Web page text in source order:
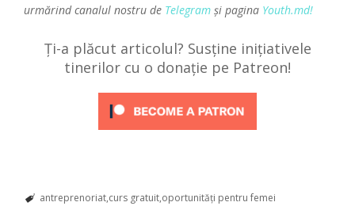
urmărind canalul nostru de Telegram și pagina Youth.md!
Ți-a plăcut articolul? Susține inițiativele
tinerilor cu o donație pe Patreon!
antreprenoriat curs gratuit oportunități pentru femei